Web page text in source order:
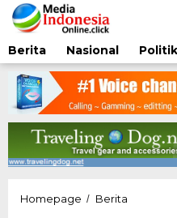
Lewati
ke
konten
Berita
Nasional Politik
Homepage / Berita